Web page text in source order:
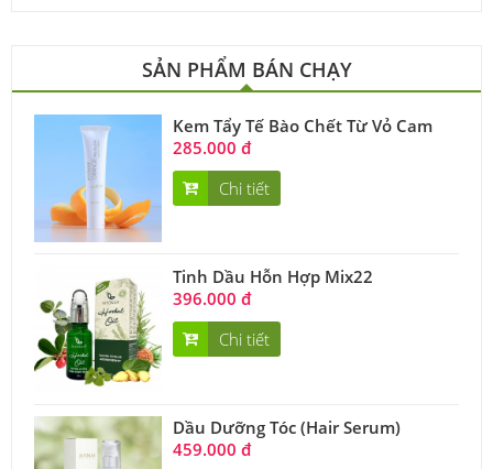
SẢN PHẨM BÁN CHẠY
Kem Tẩy Tế Bào Chết Từ Vỏ Cam
285.000 đ
Chi tiết
Tinh Dầu Hỗn Hợp Mix22
396.000 đ
Chi tiết
Dầu Dưỡng Tóc (Hair Serum)
459.000 đ